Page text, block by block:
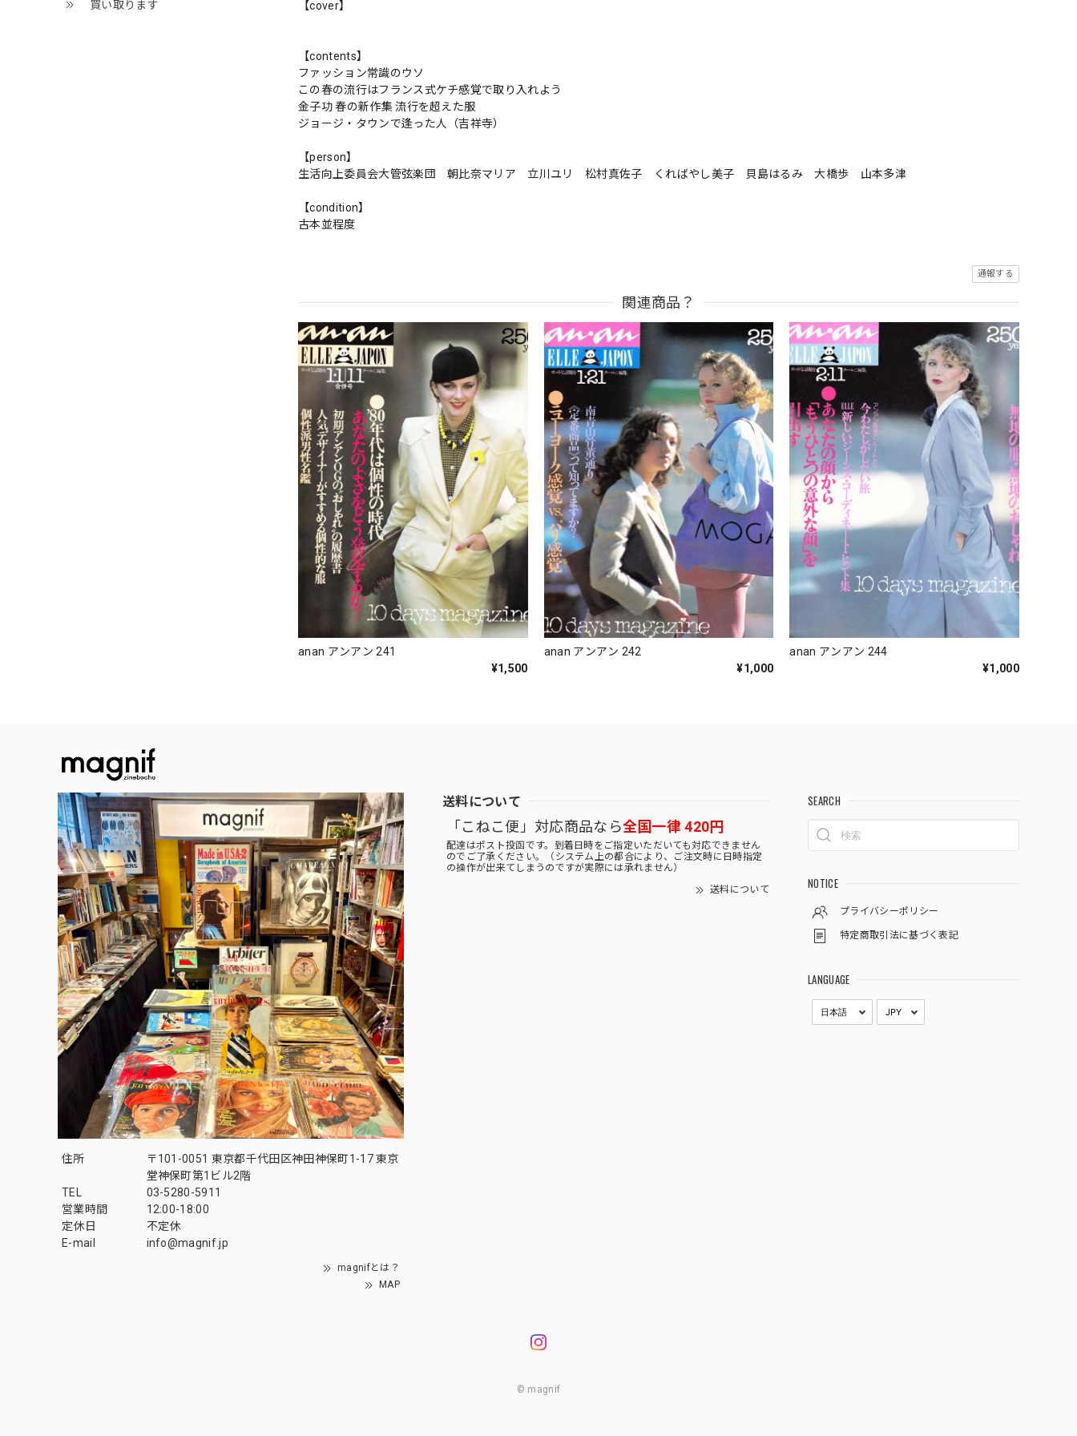
買い取ります 【cover】
【contents】
ファッション常識のウソ
この春の流行はフランス式ケチ感覚で取り入れよう
金子功 春の新作集 流行を超えた服
ジョージ・タウンで逢った人（吉祥寺）
【person】
生活向上委員会大管弦楽団 朝比奈マリア 立川ユリ 松村真佐子 くればやし美子 貝島はるみ 大橋歩 山本多津
【condition】
古本並程度
通報する
関連商品？
anan アンアン 241
¥1,500
anan アンアン 242
¥1,000
anan アンアン 244
¥1,000
住所
〒101-0051 東京都千代田区神田神保町1-17 東京
堂神保町第1ビル2階
TEL
03-5280-5911
営業時間
12:00-18:00
定休日
不定休
E-mail
info@magnif.jp
magnifとは？
MAP
送料について
「こねこ便」対応商品なら全国一律 420円
配達はポスト投函です。到着日時をご指定いただいても対応できません
のでご了承ください。（システム上の都合により、ご注文時に日時指定
の操作が出来てしまうのですが実際には承れません）
送料について
SEARCH
NOTICE
プライバシーポリシー
特定商取引法に基づく表記
LANGUAGE
© magnif